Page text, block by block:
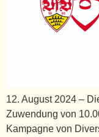
12. August 2024 –
Zuwendung von
Kampagne von